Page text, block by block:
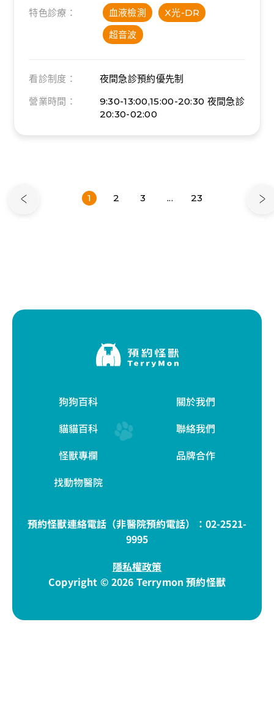
特色診療： 血液檢測
X光-DR
超音波
看診制度： 夜間急診預約優先制
營業時間：
9:30-13:00,15:00-20:30 夜間急診
20:30-02:00
1 2 3 ... 23
狗狗百科
貓貓百科
怪獸專欄
找動物醫院
關於我們
聯絡我們
品牌合作
預約怪獸連絡電話（非醫院預約電話）： 02-2521-
9995
隱私權政策
Copyright © 2026 Terrymon 預約怪獸